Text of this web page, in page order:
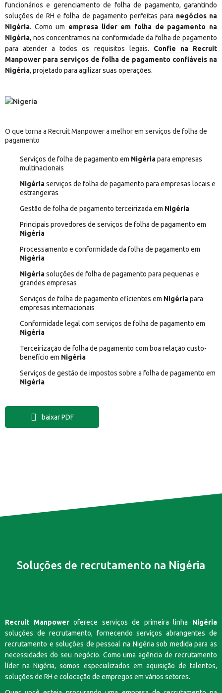
funcionários e gerenciamento de folha de pagamento, garantindo
soluções de RH e folha de pagamento perfeitas para negócios na
Nigéria. Como um empresa líder em folha de pagamento na
Nigéria, nos concentramos na conformidade da folha de pagamento
para atender a todos os requisitos legais. Confie na Recruit
Manpower para serviços de folha de pagamento confiáveis na
Nigéria, projetado para agilizar suas operações.
O que torna a Recruit Manpower a melhor em serviços de folha de
pagamento
Serviços de folha de pagamento em Nigériapara empresas
multinacionais
Nigériaserviços de folha de pagamento para empresas locais e
estrangeiras
Gestão de folha de pagamento terceirizada em Nigéria
Principais provedores de serviços de folha de pagamento em
Nigéria
Processamento e conformidade da folha de pagamento em
Nigéria
Nigériasoluções de folha de pagamento para pequenas e
grandes empresas
Serviços de folha de pagamento eficientes em Nigériapara
empresas internacionais
Conformidade legal com serviços de folha de pagamento em
Nigéria
Terceirização de folha de pagamento com boa relação custo-
benefício em Nigéria
Serviços de gestão de impostos sobre a folha de pagamento em
Nigéria
baixar PDF
Soluções de recrutamento na Nigéria
Recruit Manpoweroferece serviços de primeira linha Nigéria
soluções de recrutamento, fornecendo serviços abrangentes de
recrutamento e soluções de pessoal na Nigéria sob medida para as
necessidades do seu negócio. Como uma agência de recrutamento
líder na Nigéria, somos especializados em aquisição de talentos,
soluções de RH e colocação de empregos em vários setores.